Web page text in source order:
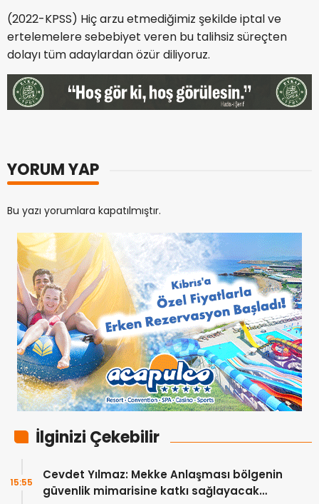
(2022-KPSS) Hiç arzu etmediğimiz şekilde iptal ve
ertelemelere sebebiyet veren bu talihsiz süreçten
dolayı tüm adaylardan özür diliyoruz.
YORUM YAP
Bu yazı yorumlara kapatılmıştır.
İlginizi Çekebilir
Cevdet Yılmaz: Mekke Anlaşması bölgenin
güvenlik mimarisine katkı sağlayacak
15:55